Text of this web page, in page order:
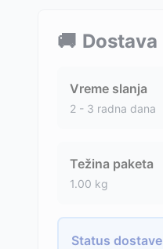
🚚 Dostava
Vreme slanja
2 - 3 radna dana
Težina paketa
1.00 kg
Status dostave